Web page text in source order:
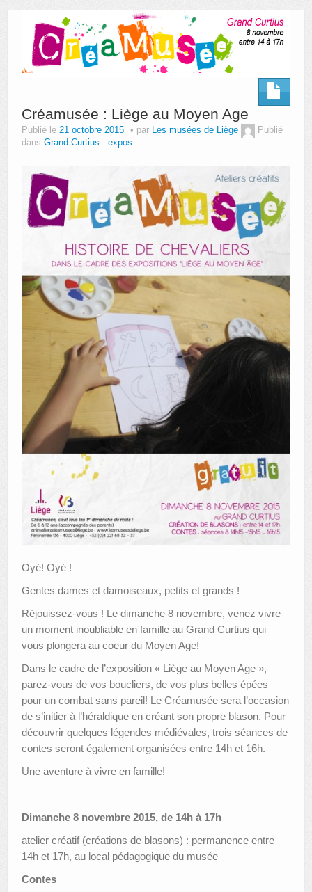
AUTRES LIEUX
ANIMATIONS DES MUSÉES
LES APPELS À PROJETS
LE PORTAIL DES COLLECTIONS
Créamusée : Liège au Moyen Age
Publié le 21 octobre 2015 par Les musées de Liège
Publié
dans Grand Curtius : expos
Oyé! Oyé !
Gentes dames et damoiseaux, petits et grands !
Réjouissez-vous ! Le dimanche 8 novembre, venez vivre
un moment inoubliable en famille au Grand Curtius qui
vous plongera au coeur du Moyen Age!
Dans le cadre de l’exposition « Liège au Moyen Age »,
parez-vous de vos boucliers, de vos plus belles épées
pour un combat sans pareil! Le Créamusée sera l’occasion
de s’initier à l’héraldique en créant son propre blason. Pour
découvrir quelques légendes médiévales, trois séances de
contes seront également organisées entre 14h et 16h.
Une aventure à vivre en famille!
Dimanche 8 novembre 2015, de 14h à 17h
atelier créatif (créations de blasons) : permanence entre
14h et 17h, au local pédagogique du musée
Contes